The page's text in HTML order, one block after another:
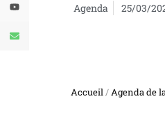
Agenda 25/03/
Accueil/Agenda de